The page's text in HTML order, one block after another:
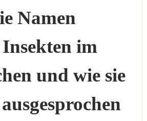
Namen
im
und wie sie